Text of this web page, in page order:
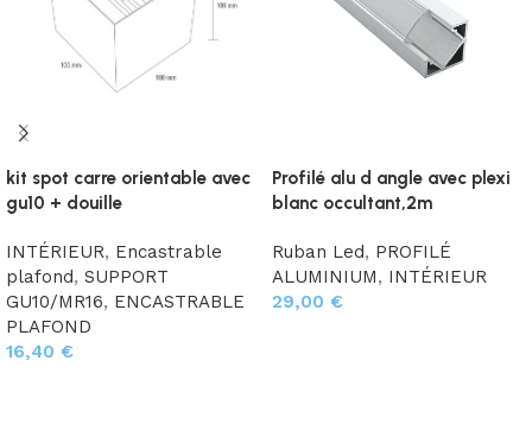
kit spot carre orientable avec
gu10 + douille
INTÉRIEUR, Encastrable
plafond, SUPPORT
GU10/MR16, ENCASTRABLE
PLAFOND
16,40 €
Profilé alu d angle avec plexi
blanc occultant,2m
Ruban Led, PROFILÉ
ALUMINIUM, INTÉRIEUR
29,00 €